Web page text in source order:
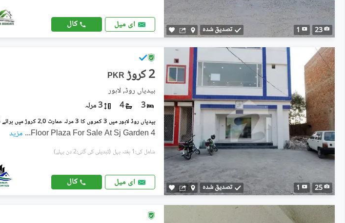
23
1 تصدیق شدہ ای میل کال
25
1 تصدیق شدہ
PKR 2 کروڑ
بیدیاں روڈ, لاہور
3
4 3 مرلہ
4 Floor Plaza For Sale At Sj Garden
... مزید
شامل کی:1 ہفتہ پہل (تبدیلی کی گئی:2 دن پہلے)
ای میل کال